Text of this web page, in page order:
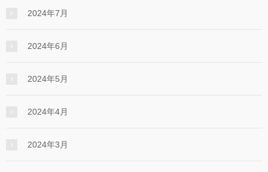
2024年7月
2024年6月
2024年5月
2024年4月
2024年3月